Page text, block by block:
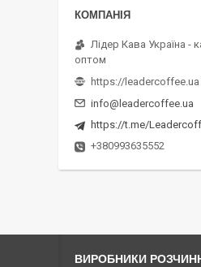
Лідер Кава Україна -
оптом
https://leadercoffee.ua
info@leadercoffee.ua
https://t.me/
+380993635552
ВИРОБНИКИ